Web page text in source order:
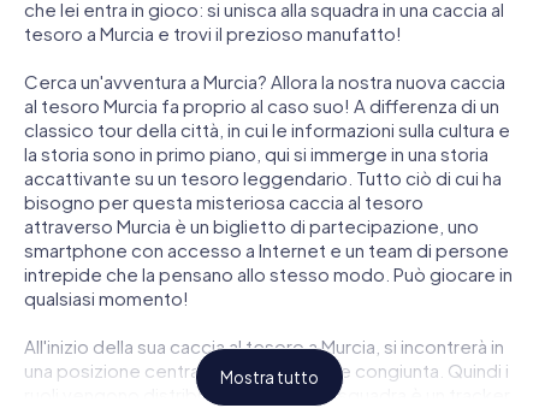
che lei entra in gioco: si unisca alla squadra in una caccia al
tesoro a Murcia e trovi il prezioso manufatto!
Cerca un'avventura a Murcia? Allora la nostra nuova caccia
al tesoro Murcia fa proprio al caso suo! A differenza di un
classico tour della città, in cui le informazioni sulla cultura e
la storia sono in primo piano, qui si immerge in una storia
accattivante su un tesoro leggendario. Tutto ciò di cui ha
bisogno per questa misteriosa caccia al tesoro
attraverso Murcia è un biglietto di partecipazione, uno
smartphone con accesso a Internet e un team di persone
intrepide che la pensano allo stesso modo. Può giocare in
qualsiasi momento!
All'inizio della sua caccia al tesoro a Murcia, si incontrerà in
una posizione centrale per una riunione congiunta. Quindi i
ruoli vengono distribuiti. Chi della sua squadra è un tracker
Mostra tutto